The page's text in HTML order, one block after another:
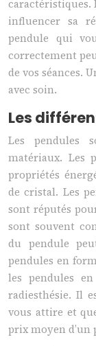
caractéristiques.
influencer sa
pendule qui
correctement
de vos séances.
avec soin.
Les
Les pendules
matériaux. Les
propriétés
de cristal. Les
sont réputés
sont souvent
du pendule
pendules en
les pendules
radiesthésie. Il
vous attire et
prix moyen d’un